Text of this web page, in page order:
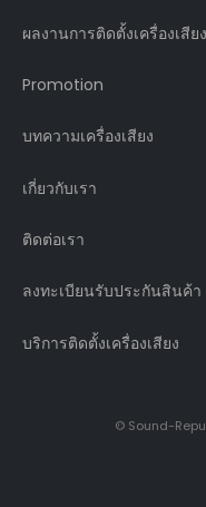
ผลงานการติดตั้งเครื่องเสียง
Promotion
บทความเครื่องเสียง
เกี่ยวกับเรา
ติดต่อเรา
ลงทะเบียนรับประกันสินค้า
บริการติดตั้งเครื่องเสียง
© Sound-